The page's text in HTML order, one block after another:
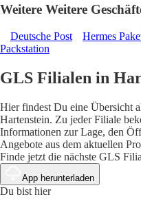
Weitere Weitere
Deutsche Post Hermes
Packstation
GLS Filialen in
Hier findest Du eine Übersicht
Hartenstein. Zu jeder Filiale
Informationen zur Lage, den
Angebote aus dem aktuellen
Finde jetzt die nächste GLS
App herunterladen
Du bist hier